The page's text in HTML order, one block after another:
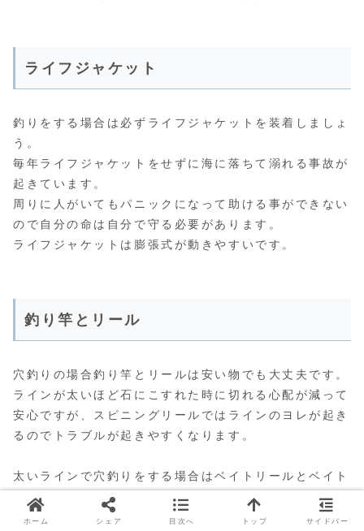
ライフジャケット
釣りをする場合は必ずライフジャケットを装着しましょ
う。
毎年ライフジャケットをせずに海に落ちて溺れる事故が
起きています。
周りに人がいてもパニックになって助ける事ができない
ので自分の命は自分で守る必要があります。
ライフジャケットは膨張式が動きやすいです。
釣り竿とリール
穴釣りの場合釣り竿とリールは安い物でも大丈夫です。
ラインが太いほど石にこすれた時に切れる心配が減って
安心ですが、スピニングリールではラインのヨレが起き
るのでトラブルが起きやすくなります。
太いラインで穴釣りをする場合はベイトリールとベイト
ロッドのセットがおすすめです。
ホーム シェア 目次へ トップ サイドバー